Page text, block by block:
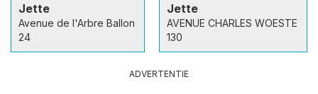
Jette
Avenue de l'Arbre Ballon
24
Jette
AVENUE CHARLES WOESTE
130
ADVERTENTIE